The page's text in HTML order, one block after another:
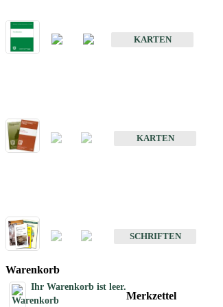
KARTEN
KARTEN
SCHRIFTEN
Warenkorb
Ihr Warenkorb ist leer.
Merkzettel